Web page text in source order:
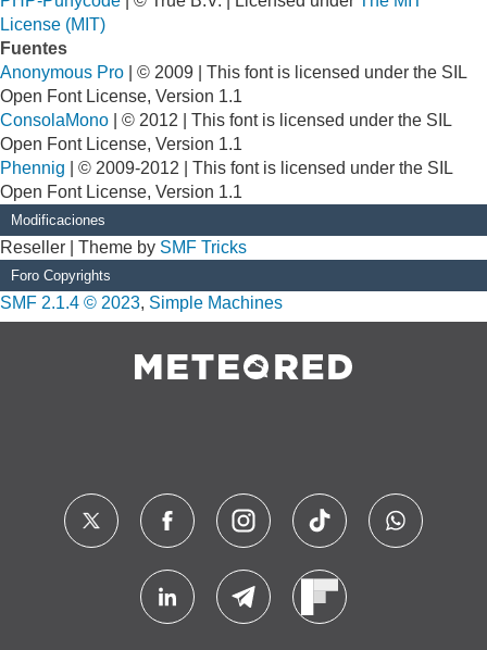
License (MIT)
Fuentes
Anonymous Pro | © 2009 | This font is licensed under the SIL
Open Font License, Version 1.1
ConsolaMono | © 2012 | This font is licensed under the SIL
Open Font License, Version 1.1
Phennig | © 2009-2012 | This font is licensed under the SIL
Open Font License, Version 1.1
Modificaciones
Reseller | Theme by SMF Tricks
Foro Copyrights
SMF 2.1.4 © 2023, Simple Machines